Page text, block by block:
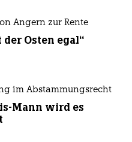
Angern zur Rente
der Osten egal“
im Abstammungsrecht
Mann wird es